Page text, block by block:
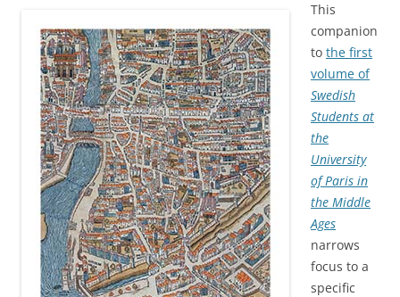
This
companion
to the first
volume of
Swedish
Students at
the
University
of Paris in
the Middle
Ages
narrows
focus to a
specific